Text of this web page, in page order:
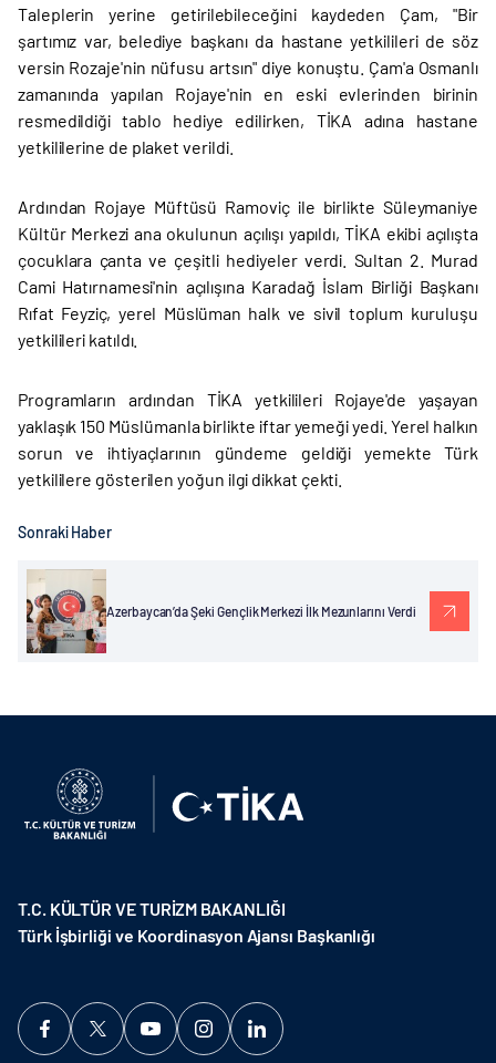
Taleplerin yerine getirilebileceğini kaydeden Çam, "Bir
şartımız var, belediye başkanı da hastane yetkilileri de söz
versin Rozaje'nin nüfusu artsın" diye konuştu. Çam'a Osmanlı
zamanında yapılan Rojaye'nin en eski evlerinden birinin
resmedildiği tablo hediye edilirken, TİKA adına hastane
yetkililerine de plaket verildi.
Ardından Rojaye Müftüsü Ramoviç ile birlikte Süleymaniye
Kültür Merkezi ana okulunun açılışı yapıldı, TİKA ekibi açılışta
çocuklara çanta ve çeşitli hediyeler verdi. Sultan 2. Murad
Cami Hatırnamesi'nin açılışına Karadağ İslam Birliği Başkanı
Rıfat Feyziç, yerel Müslüman halk ve sivil toplum kuruluşu
yetkilileri katıldı.
Programların ardından TİKA yetkilileri Rojaye'de yaşayan
yaklaşık 150 Müslümanla birlikte iftar yemeği yedi. Yerel halkın
sorun ve ihtiyaçlarının gündeme geldiği yemekte Türk
yetkililere gösterilen yoğun ilgi dikkat çekti.
Sonraki Haber
Azerbaycan’da Şeki Gençlik Merkezi İlk Mezunlarını Verdi
T.C. KÜLTÜR VE TURİZM BAKANLIĞI
Türk İşbirliği ve Koordinasyon Ajansı Başkanlığı